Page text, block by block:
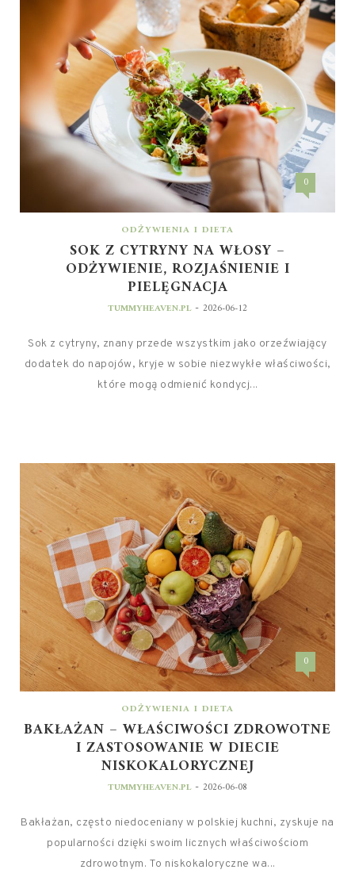
0
ODŻYWIENIA I DIETA
SOK Z CYTRYNY NA WŁOSY –
ODŻYWIENIE, ROZJAŚNIENIE I
PIELĘGNACJA
TUMMYHEAVEN.PL - 2026-06-12
Sok z cytryny, znany przede wszystkim jako orzeźwiający
dodatek do napojów, kryje w sobie niezwykłe właściwości,
które mogą odmienić kondycj...
0
ODŻYWIENIA I DIETA
BAKŁAŻAN – WŁAŚCIWOŚCI ZDROWOTNE
I ZASTOSOWANIE W DIECIE
NISKOKALORYCZNEJ
TUMMYHEAVEN.PL - 2026-06-08
Bakłażan, często niedoceniany w polskiej kuchni, zyskuje na
popularności dzięki swoim licznych właściwościom
zdrowotnym. To niskokaloryczne wa...